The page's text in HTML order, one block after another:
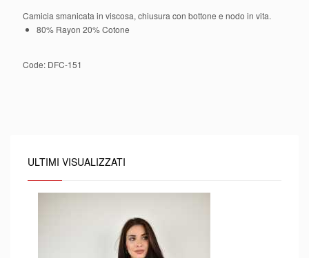
Camicia smanicata in viscosa, chiusura con bottone e nodo in vita.
80% Rayon 20% Cotone
Code: DFC-151
ULTIMI VISUALIZZATI